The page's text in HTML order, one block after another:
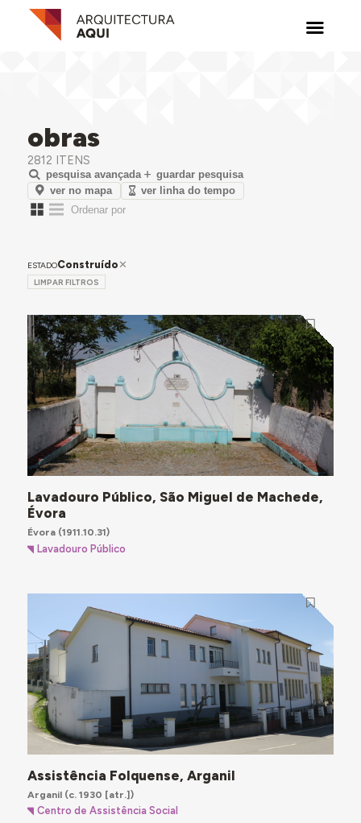
obras
2812 ITENS
pesquisa avançada
guardar pesquisa
ver no mapa
ver linha do tempo
ESTADOConstruído
LIMPAR FILTROS
Lavadouro Público, São Miguel de Machede,
Évora
Évora(1911.10.31)
Lavadouro Público
Assistência Folquense, Arganil
Arganil(c. 1930 [atr.])
Centro de Assistência Social